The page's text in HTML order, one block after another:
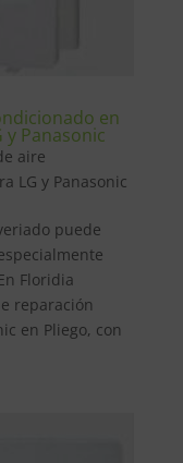
en
y Panasonic
aire
LG y Panasonic
puede
Floridia
reparación
en Pliego, con